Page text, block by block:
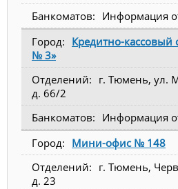
Информация
Кредитно-
№ 3»
г. Тюмень, ул.
д. 66/2
Информация
Мини-офис № 148
г. Тюмень,
д. 23